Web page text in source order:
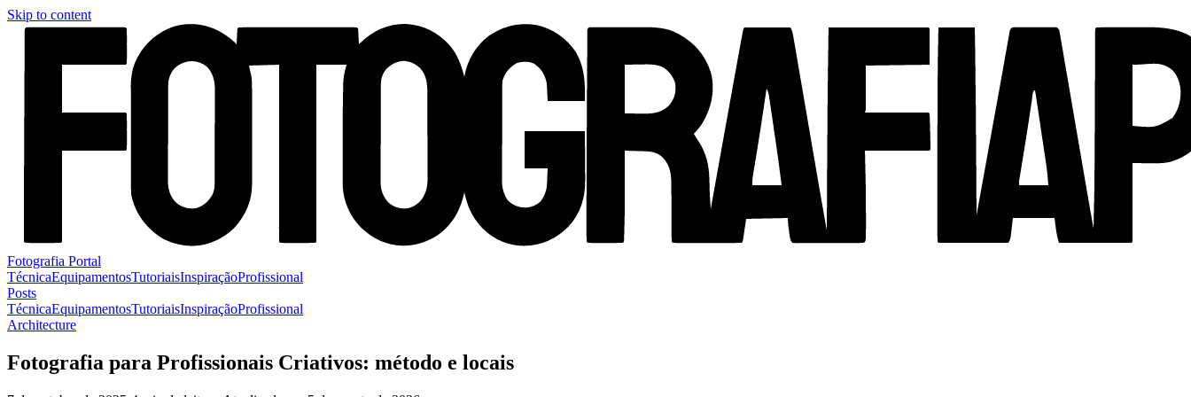
Skip to content
Fotografia Portal
TécnicaEquipamentosTutoriaisInspiraçãoProfissional
Posts
TécnicaEquipamentosTutoriaisInspiraçãoProfissional
Architecture
Fotografia para Profissionais Criativos: método e locais